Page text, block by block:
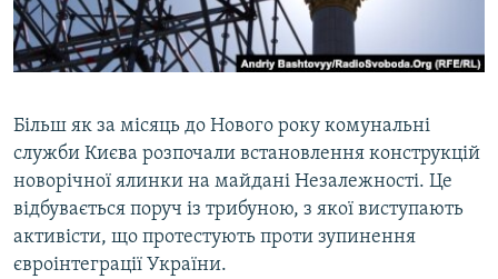
ВІДЕОУРОКИ «ELIFBE»
СВІДЧЕННЯ ОКУПАЦІЇ
ІНФОГРАФІКА
Русский
Qırımtatar
ДОЛУЧАЙСЯ!
Усі сайти RFE/RL
Більш як за місяць до Нового року комунальні
служби Києва розпочали встановлення конструкцій
новорічної ялинки на майдані Незалежності. Це
відбувається поруч із трибуною, з якої виступають
активісти, що протестують проти зупинення
євроінтеграції України.